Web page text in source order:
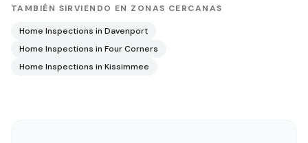
TAMBIÉN SIRVIENDO EN ZONAS CERCANAS
Home Inspections in Davenport
Home Inspections in Four Corners
Home Inspections in Kissimmee